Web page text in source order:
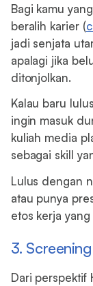
Bagi kamu
beralih karier (
jadi senjata
apalagi jika
ditonjolkan.
Kalau baru
ingin masuk
kuliah media
sebagai skill
Lulus dengan
atau punya
etos kerja
3.
Dari perspektif